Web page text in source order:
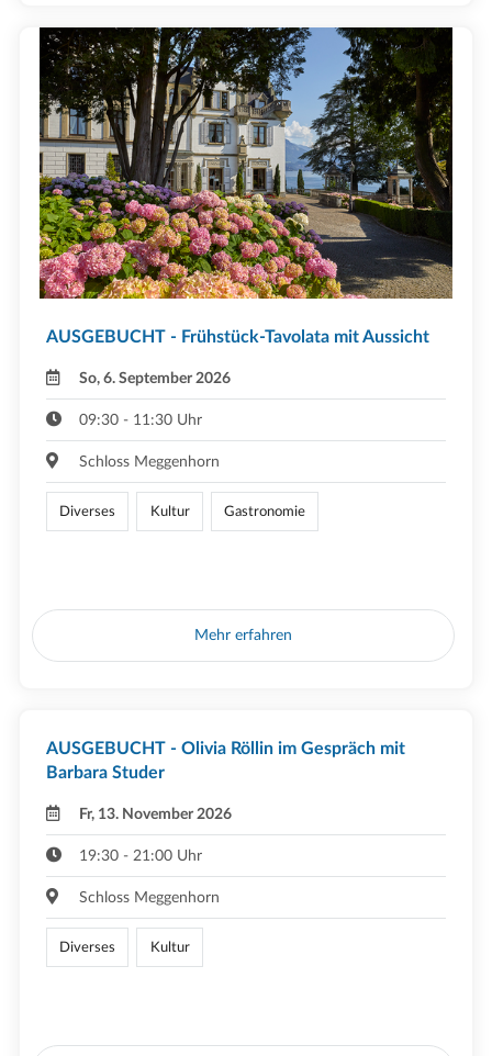
AUSGEBUCHT - Frühstück-Tavolata mit Aussicht
So, 6. September 2026
09:30 - 11:30 Uhr
Schloss Meggenhorn
Diverses Kultur Gastronomie
Mehr erfahren
AUSGEBUCHT - Olivia Röllin im Gespräch mit
Barbara Studer
Fr, 13. November 2026
19:30 - 21:00 Uhr
Schloss Meggenhorn
Diverses Kultur